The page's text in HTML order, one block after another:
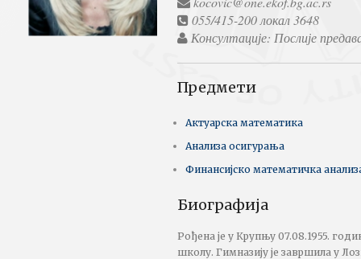
055/415-200 локал 3648
Консултације: Послије
Предмети
Актуарска математика
Анализа осигурања
Финансијско математичка
Биографија
Рођена је у Крупњу 07.08.1955.
школу. Гимназију је завршила у